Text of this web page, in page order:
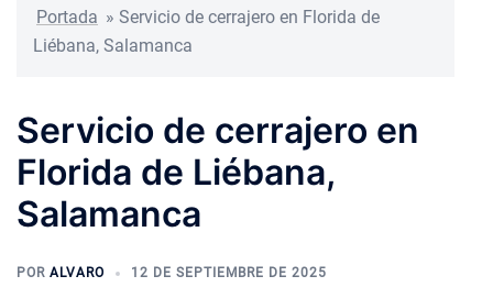
Portada » Servicio de cerrajero en Florida de
Liébana, Salamanca
Servicio de cerrajero en
Florida de Liébana,
Salamanca
POR ALVARO 12 DE SEPTIEMBRE DE 2025